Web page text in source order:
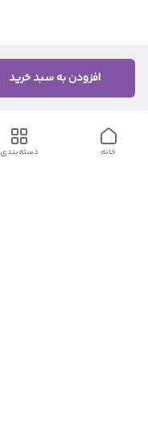
افزودن به سبد خرید
دسته‌بندی خانه